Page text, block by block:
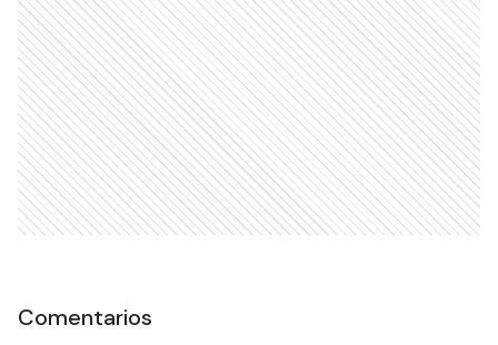
Comentarios